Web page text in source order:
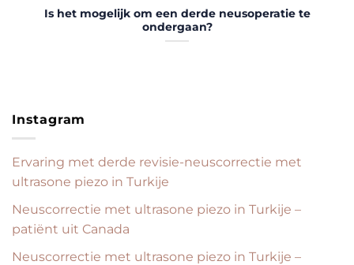
Is het mogelijk om een derde neusoperatie te
ondergaan?
Instagram
Ervaring met derde revisie-neuscorrectie met
ultrasone piezo in Turkije
Neuscorrectie met ultrasone piezo in Turkije –
patiënt uit Canada
Neuscorrectie met ultrasone piezo in Turkije –